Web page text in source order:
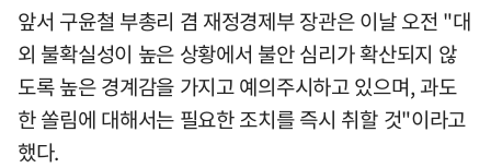
앞서 구윤철 부총리 겸 재정경제부 장관은 이날 오전 "대
외 불확실성이 높은 상황에서 불안 심리가 확산되지 않
도록 높은 경계감을 가지고 예의주시하고 있으며, 과도
한 쏠림에 대해서는 필요한 조치를 즉시 취할 것"이라고
했다.